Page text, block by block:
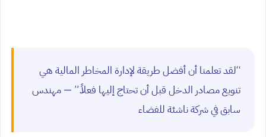
“لقد تعلمنا أن أفضل طريقة لإدارة المخاطر المالية هي
تنويع مصادر الدخل قبل أن تحتاج إليها فعلاً.” — مهندس
سابق في شركة ناشئة للفضاء